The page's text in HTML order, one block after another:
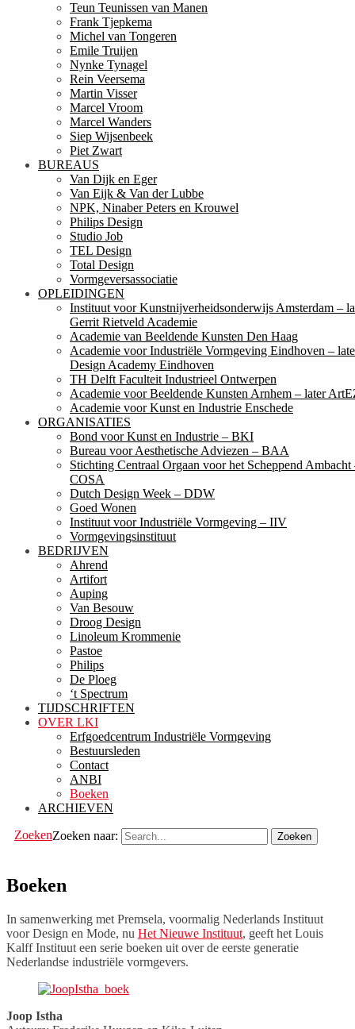
Teun Teunissen van Manen
Frank Tjepkema
Michel van Tongeren
Emile Truijen
Nynke Tynagel
Rein Veersema
Martin Visser
Marcel Vroom
Marcel Wanders
Siep Wijsenbeek
Piet Zwart
BUREAUS
Van Dijk en Eger
Van Eijk & Van der Lubbe
NPK, Ninaber Peters en Krouwel
Philips Design
Studio Job
TEL Design
Total Design
Vormgeversassociatie
OPLEIDINGEN
Instituut voor Kunstnijverheidsonderwijs Amsterdam –
Gerrit Rietveld Academie
Academie van Beeldende Kunsten Den Haag
Academie voor Industriële Vormgeving Eindhoven –
Design Academy Eindhoven
TH Delft Faculteit Industrieel Ontwerpen
Academie voor Beeldende Kunsten Arnhem – later
Academie voor Kunst en Industrie Enschede
ORGANISATIES
Bond voor Kunst en Industrie – BKI
Bureau voor Aesthetische Adviezen – BAA
Stichting Centraal Orgaan voor het Scheppend Ambacht
COSA
Dutch Design Week – DDW
Goed Wonen
Instituut voor Industriële Vormgeving – IIV
Vormgevingsinstituut
BEDRIJVEN
Ahrend
Artifort
Auping
Van Besouw
Droog Design
Linoleum Krommenie
Pastoe
Philips
De Ploeg
‘t Spectrum
TIJDSCHRIFTEN
OVER LKI
Erfgoedcentrum Industriële Vormgeving
Bestuursleden
Contact
ANBI
Boeken
ARCHIEVEN
ZoekenZoeken naar:
Boeken
In samenwerking met Premsela, voormalig Nederlands Instituut
voor Design en Mode, nu Het Nieuwe Instituut, geeft het Louis
Kalff Instituut een serie boeken uit over de eerste generatie
Nederlandse industriële vormgevers.
Joop Istha